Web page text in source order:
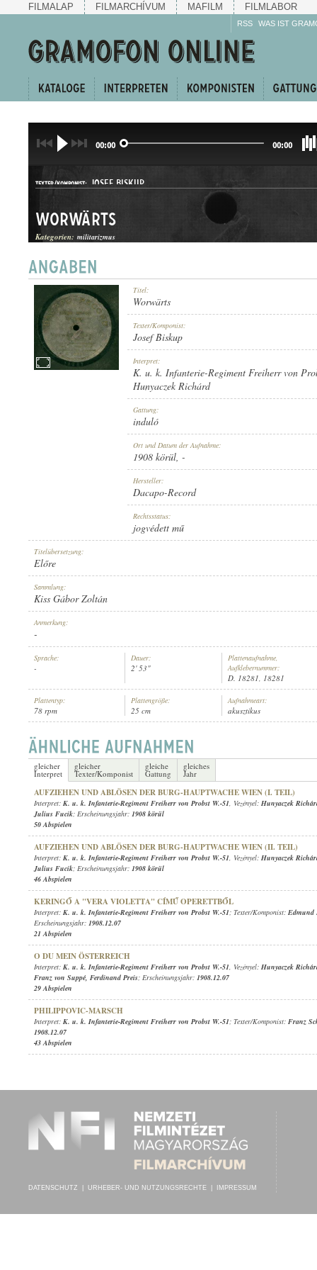
FILMALAP FILMARCHÍVUM MAFILM FILMLABOR
RSS WAS IST
00:00 00:00
INTERPRET:
K. U. K. INFANTERIE-REGIMENT FREIHERR VON PROBST W.-51
TEXTER/KOMPONIST: JOSEF BISKUP
INDULÓ
1908 KÖRÜL
DACAPO-RECORD
D. 18281
Worwärts
Kategorien: militarizmus
Titel:
Worwärts
Texter/Komponist:
Josef Biskup
Interpret:
K. u. k. Infanterie-Regiment Freiherr von
Hunyaczek Richárd
Gattung:
induló
Ort und Datum der Aufnahme:
1908 körül, -
Hersteller:
Dacapo-Record
Rechtsstatus:
jogvédett mű
Titelübersetzung:
Előre
Sammlung:
Kiss Gábor Zoltán
Anmerkung:
-
Sprache:
-
Dauer:
2' 53"
Plattenaufnahme,
Aufklebernummer:
D. 18281, 18281
Plattentyp:
78 rpm
Plattengröße:
25 cm
Aufnahmeart:
akusztikus
gleicher
Interpret
gleicher
Texter/Komponist
gleiche
Gattung
gleiches
Jahr
AUFZIEHEN UND ABLÖSEN DER BURG-HAUPTWACHE WIEN (I. TEIL)
Interpret: K. u. k. Infanterie-Regiment Freiherr von Probst W.-51, Vezényel: Hunyaczek
Julius Fucik; Erscheinungsjahr: 1908 körül
50 Abspielen
AUFZIEHEN UND ABLÖSEN DER BURG-HAUPTWACHE WIEN (II. TEIL)
Interpret: K. u. k. Infanterie-Regiment Freiherr von Probst W.-51, Vezényel: Hunyaczek
Julius Fucik; Erscheinungsjahr: 1908 körül
46 Abspielen
KERINGŐ A "VERA VIOLETTA" CÍMŰ OPERETTBŐL
Interpret: K. u. k. Infanterie-Regiment Freiherr von Probst W.-51; Texter/Komponist: Edmund
Erscheinungsjahr: 1908.12.07
21 Abspielen
O DU MEIN ÖSTERREICH
Interpret: K. u. k. Infanterie-Regiment Freiherr von Probst W.-51, Vezényel: Hunyaczek
Franz von Suppé, Ferdinand Preis; Erscheinungsjahr: 1908.12.07
29 Abspielen
PHILIPPOVIC-MARSCH
Interpret: K. u. k. Infanterie-Regiment Freiherr von Probst W.-51; Texter/Komponist: Franz
1908.12.07
43 Abspielen
DATENSCHUTZ URHEBER- UND NUTZUNGSRECHTE IMPRESSUM